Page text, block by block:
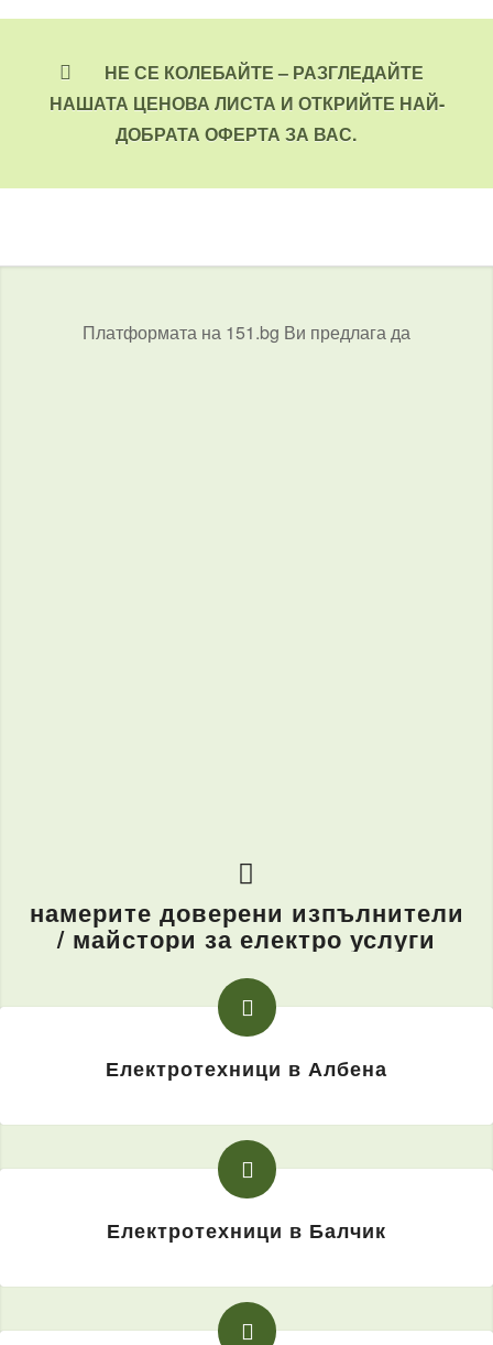
НЕ СЕ КОЛЕБАЙТЕ – РАЗГЛЕДАЙТЕ
НАШАТА ЦЕНОВА ЛИСТА И ОТКРИЙТЕ НАЙ-
ДОБРАТА ОФЕРТА ЗА ВАС.
Платформата на 151.bg Ви предлага да
намерите доверени изпълнители
/ майстори за електро услуги
Електротехници в Албена
Електротехници в Балчик